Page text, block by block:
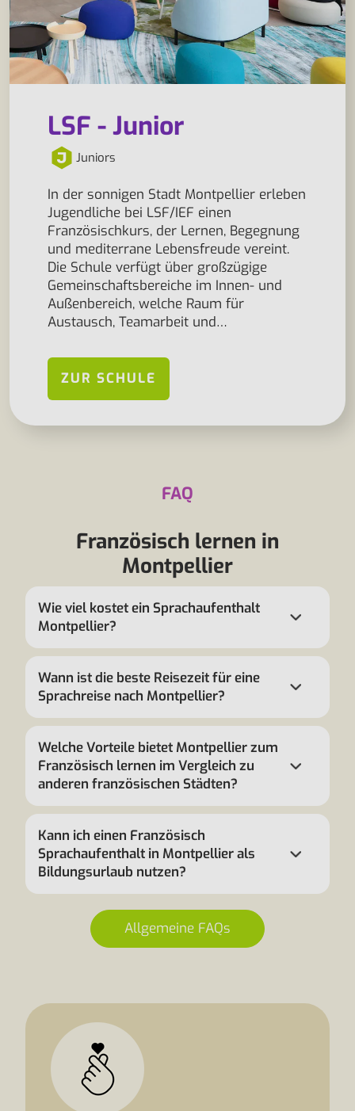
LSF - Junior
Juniors
In der sonnigen Stadt Montpellier erleben
Jugendliche bei LSF/IEF einen
Französischkurs, der Lernen, Begegnung
und mediterrane Lebensfreude vereint.
Die Schule verfügt über großzügige
Gemeinschaftsbereiche im Innen- und
Außenbereich, welche Raum für
Austausch, Teamarbeit und…
ZUR SCHULE
FAQ
Französisch lernen in
Montpellier
Wie viel kostet ein Sprachaufenthalt
Montpellier?
Wann ist die beste Reisezeit für eine
Sprachreise nach Montpellier?
Welche Vorteile bietet Montpellier zum
Französisch lernen im Vergleich zu
anderen französischen Städten?
Kann ich einen Französisch
Sprachaufenthalt in Montpellier als
Bildungsurlaub nutzen?
Allgemeine FAQs